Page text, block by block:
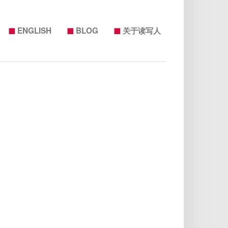
◼ ENGLISH ◼ BLOG ◼ 关于读写人